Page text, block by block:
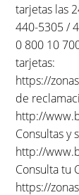
tarjetas las
440-5305 /
0 800 10
tarjetas:
https://
de
http://
Consultas y
http://
Consulta tu
https://